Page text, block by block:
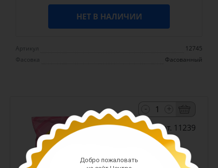
НЕТ В НАЛИЧИИ
Артикул
12745
Фасовка
Фасованный
Арт. 11239
Добро пожаловать